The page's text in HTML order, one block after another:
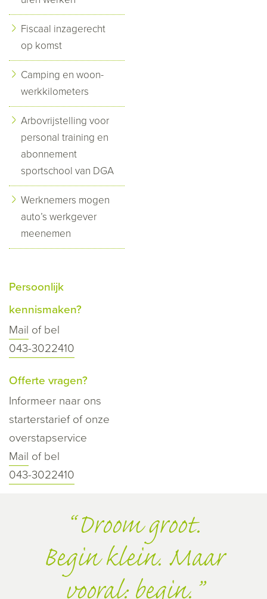
Fiscaal inzagerecht
op komst
Camping en woon-
werkkilometers
Arbovrijstelling voor
personal training en
abonnement
sportschool van DGA
Werknemers mogen
auto’s werkgever
meenemen
Persoonlijk
kennismaken?
Mail of bel
043-3022410
Offerte vragen?
Informeer naar ons
starterstarief of onze
overstapservice
Mail of bel
043-3022410
Droom groot.
Begin klein. Maar